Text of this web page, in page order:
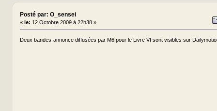
Posté par: O_sensei
« le: 12 Octobre 2009 à 22h38 »
Deux bandes-annonce diffusées par M6 pour le Livre VI sont visibles sur